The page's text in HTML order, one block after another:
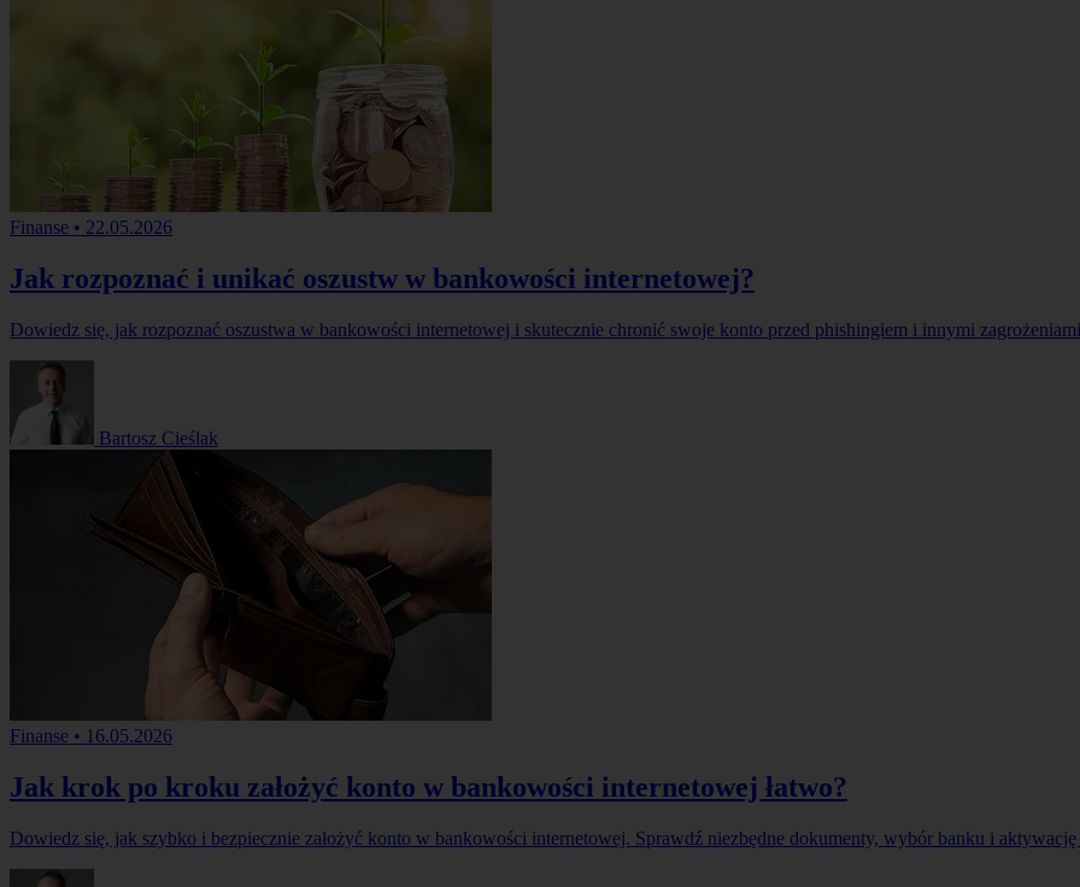
Finanse • 22.05.2026
Jak rozpoznać i unikać oszustw w bankowości internetowej?
Dowiedz się, jak rozpoznać oszustwa w bankowości internetowej i skutecznie chronić swoje konto przed phishingiem i innymi
Bartosz Cieślak
Finanse • 16.05.2026
Jak krok po kroku założyć konto w bankowości internetowej łatwo?
Dowiedz się, jak szybko i bezpiecznie założyć konto w bankowości internetowej. Sprawdź niezbędne dokumenty, wybór banku i